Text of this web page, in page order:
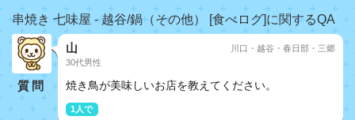
串焼き 七味屋 - 越谷/鍋（その他） [食べログ]に関するQA
質問
山
30代男性
川口・越谷・春日部・三郷
焼き鳥が美味しいお店を教えてください。
1人で